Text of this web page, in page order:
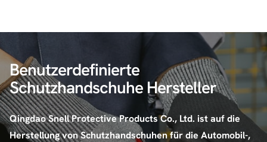
Benutzerdefinierte
Schutzhandschuhe Hersteller
Qingdao Snell Protective Products Co., Ltd. ist auf die
Herstellung von Schutzhandschuhen für die Automobil-,